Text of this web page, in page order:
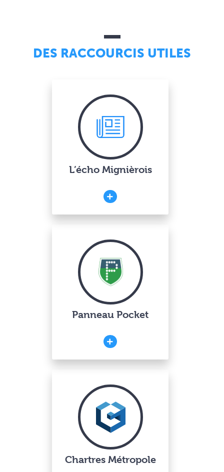
DES RACCOURCIS UTILES
L’écho Mignièrois
Panneau Pocket
Chartres Métropole